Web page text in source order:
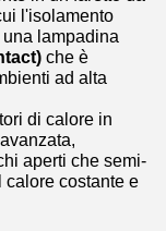
l'isolamento
lampadina
che è
ad alta
di calore in
aperti che semi-
costante e